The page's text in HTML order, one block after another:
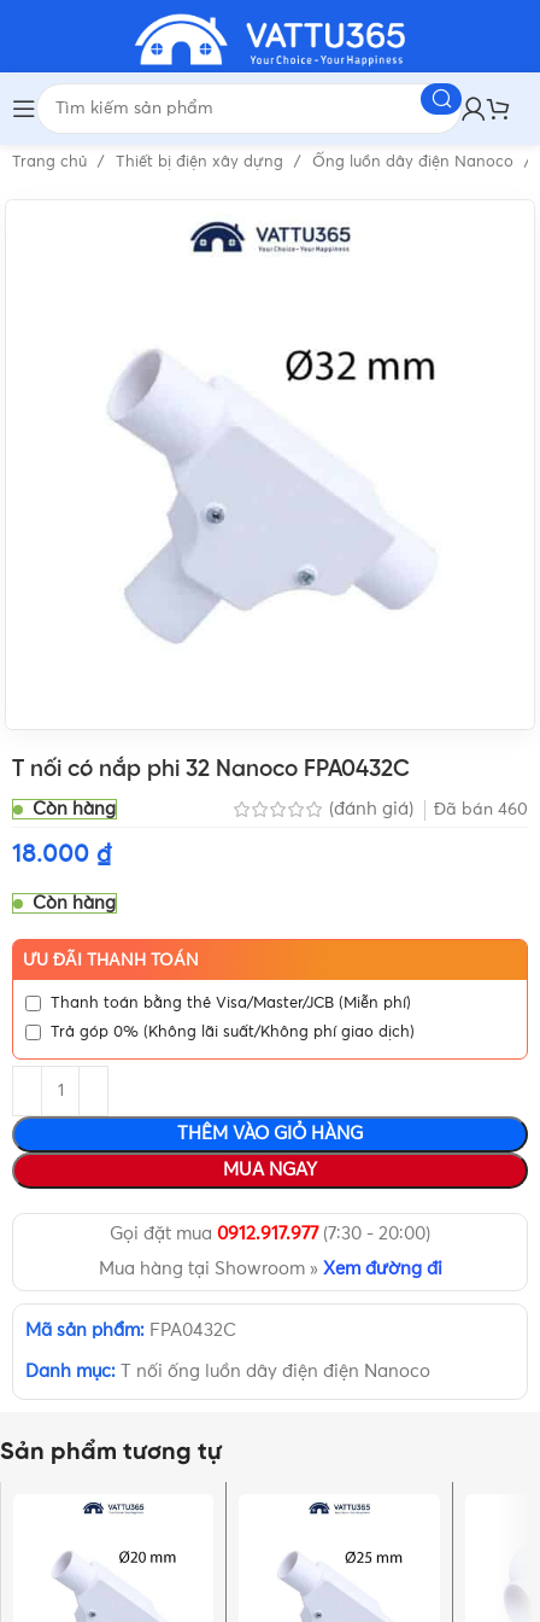
Trang chủ Thiết bị điện xây dựng Ống luồn dây điện Nanoco
T nối có nắp phi 32 Nanoco FPA0432C
Còn hàng (đánh giá) Đã bán 460
18.000 ₫
Còn hàng
ƯU ĐÃI THANH TOÁN
Thanh toán bằng thẻ Visa/Master/JCB (Miễn phí)
Trả góp 0% (Không lãi suất/Không phí giao dịch)
THÊM VÀO GIỎ HÀNG
MUA NGAY
Gọi đặt mua 0912.917.977(7:30 - 20:00)
Mua hàng tại Showroom » Xem đường đi
Mã sản phẩm: FPA0432C
Danh mục: T nối ống luồn dây điện điện Nanoco
Sản phẩm tương tự